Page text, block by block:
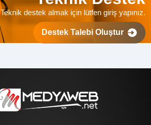
Teknik destek almak için lütfen giriş yapınız.
Destek Talebi Oluştur